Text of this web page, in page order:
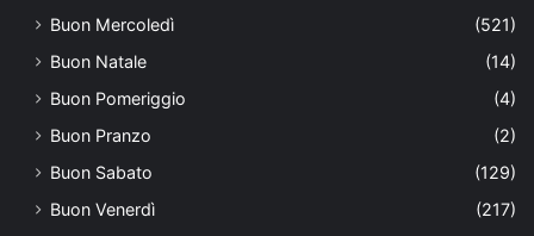
Buon Mercoledì
(521)
Buon Natale
(14)
Buon Pomeriggio
(4)
Buon Pranzo
(2)
Buon Sabato
(129)
Buon Venerdì
(217)